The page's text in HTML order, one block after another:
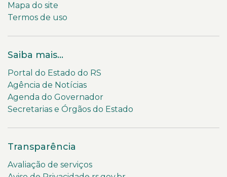
Mapa do site
Termos de uso
Saiba mais...
Portal do Estado do RS
Agência de Notícias
Agenda do Governador
Secretarias e Órgãos do Estado
Transparência
Avaliação de serviços